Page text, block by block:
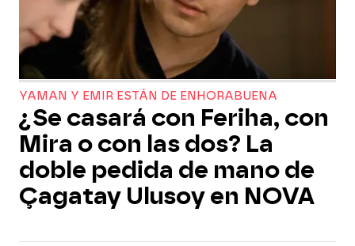
YAMAN Y EMIR ESTÁN DE ENHORABUENA
¿Se casará con Feriha, con
Mira o con las dos? La
doble pedida de mano de
Çagatay Ulusoy en NOVA